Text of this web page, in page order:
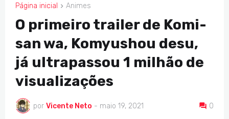
Página inicial Animes
ANIMES
O primeiro trailer de Komi-
san wa, Komyushou desu,
já ultrapassou 1 milhão de
visualizações
por Vicente Neto - maio 19, 2021 0